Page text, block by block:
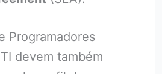
Programadores
devem também